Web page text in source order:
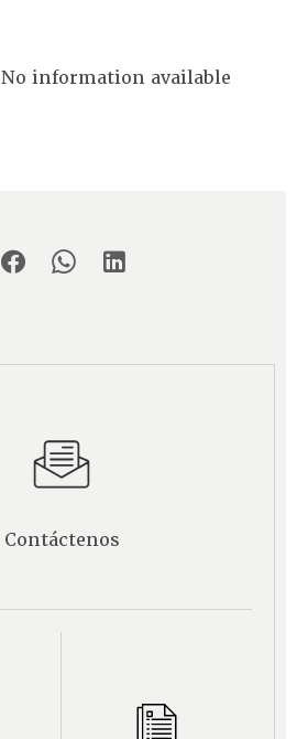
No information available
Contáctenos